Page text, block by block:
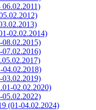
02.02.2014)
07.02.2016)
04.02.2018)
02.02.2020)
(01-04.02.2024)